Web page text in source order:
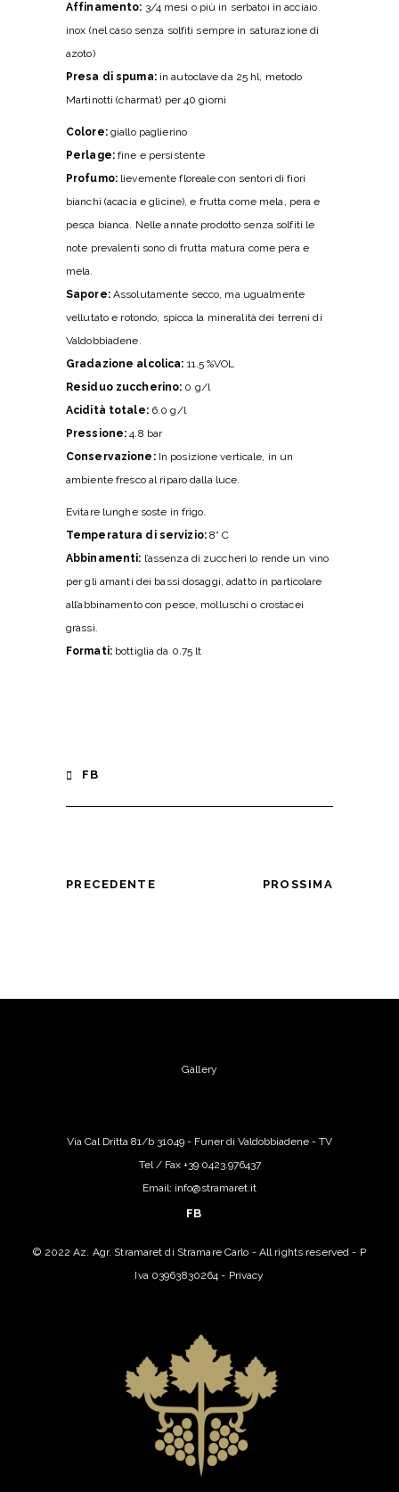
Affinamento: 3/4 mesi o più in serbatoi in acciaio
inox (nel caso senza solfiti sempre in saturazione di
azoto)
Presa di spuma:in autoclave da 25 hl, metodo
Martinotti (charmat) per 40 giorni
Colore:giallo paglierino
Perlage:fine e persistente
Profumo:lievemente floreale con sentori di fiori
bianchi (acacia e glicine), e frutta come mela, pera e
pesca bianca. Nelle annate prodotto senza solfiti le
note prevalenti sono di frutta matura come pera e
mela.
Sapore:Assolutamente secco, ma ugualmente
vellutato e rotondo, spicca la mineralità dei terreni di
Valdobbiadene.
Gradazione alcolica: 11.5 %VOL
Residuo zuccherino: 0 g/l
Acidità totale:6.0 g/l
Pressione: 4.8 bar
Conservazione:In posizione verticale, in un
ambiente fresco al riparo dalla luce.
Evitare lunghe soste in frigo.
Temperatura di servizio:8° C
Abbinamenti: l’assenza di zuccheri lo rende un vino
per gli amanti dei bassi dosaggi, adatto in particolare
all’abbinamento con pesce, molluschi o crostacei
grassi.
Formati:bottiglia da 0.75 lt
FB
PRECEDENTE PROSSIMA
Gallery
Via Cal Dritta 81/b 31049 - Funer di Valdobbiadene - TV
Tel / Fax +39 0423.976437
Email: info@stramaret.it
FB
© 2022 Az. Agr. Stramaret di Stramare Carlo - All rights reserved - P
Iva 03963830264 - Privacy